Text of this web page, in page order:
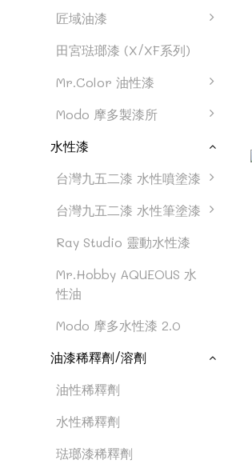
匠域油漆
田宮琺瑯漆 (X/XF系列)
Mr.Color 油性漆
Modo 摩多製漆所
水性漆
台灣九五二漆 水性噴塗漆
台灣九五二漆 水性筆塗漆
Ray Studio 靈動水性漆
Mr.Hobby AQUEOUS 水
性油
Modo 摩多水性漆 2.0
油漆稀釋劑/溶劑
油性稀釋劑
水性稀釋劑
琺瑯漆稀釋劑